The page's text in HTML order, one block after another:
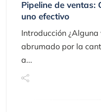
Pipeline de ventas:
uno efectivo
Introducción
abrumado por la
a...